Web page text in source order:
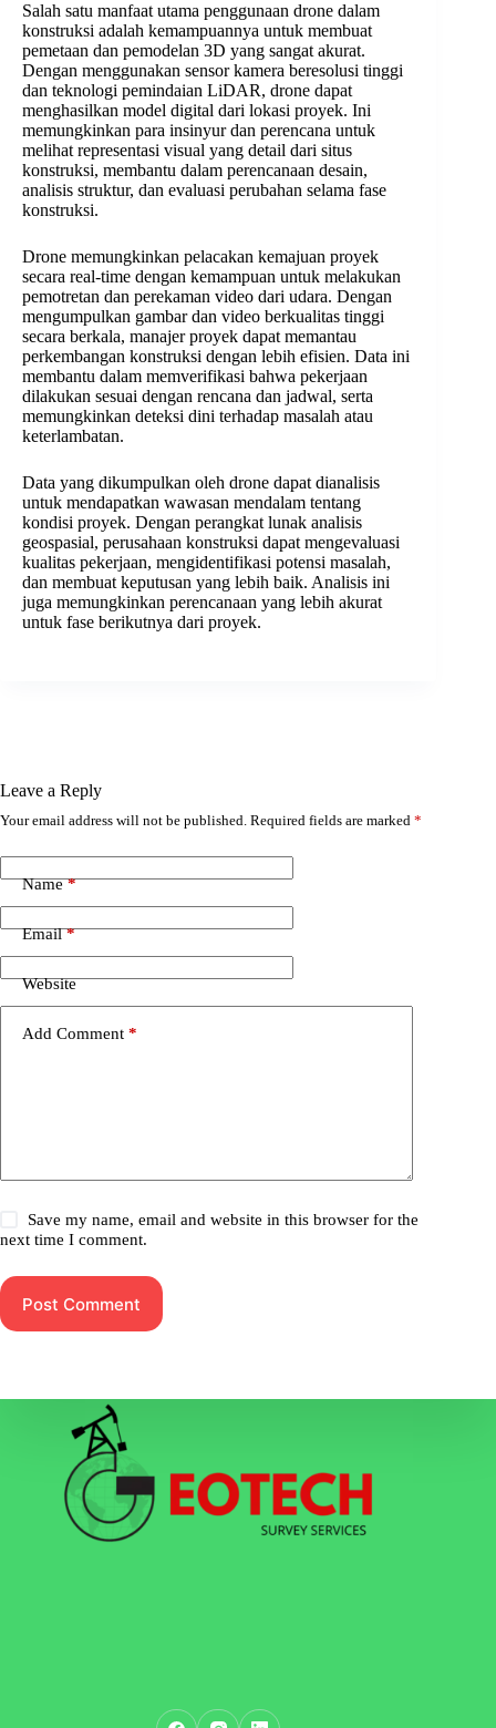
Salah satu manfaat utama penggunaan drone dalam
konstruksi adalah kemampuannya untuk membuat
pemetaan dan pemodelan 3D yang sangat akurat.
Dengan menggunakan sensor kamera beresolusi tinggi
dan teknologi pemindaian LiDAR, drone dapat
menghasilkan model digital dari lokasi proyek. Ini
memungkinkan para insinyur dan perencana untuk
melihat representasi visual yang detail dari situs
konstruksi, membantu dalam perencanaan desain,
analisis struktur, dan evaluasi perubahan selama fase
konstruksi.
Drone memungkinkan pelacakan kemajuan proyek
secara real-time dengan kemampuan untuk melakukan
pemotretan dan perekaman video dari udara. Dengan
mengumpulkan gambar dan video berkualitas tinggi
secara berkala, manajer proyek dapat memantau
perkembangan konstruksi dengan lebih efisien. Data ini
membantu dalam memverifikasi bahwa pekerjaan
dilakukan sesuai dengan rencana dan jadwal, serta
memungkinkan deteksi dini terhadap masalah atau
keterlambatan.
Data yang dikumpulkan oleh drone dapat dianalisis
untuk mendapatkan wawasan mendalam tentang
kondisi proyek. Dengan perangkat lunak analisis
geospasial, perusahaan konstruksi dapat mengevaluasi
kualitas pekerjaan, mengidentifikasi potensi masalah,
dan membuat keputusan yang lebih baik. Analisis ini
juga memungkinkan perencanaan yang lebih akurat
untuk fase berikutnya dari proyek.
Leave a Reply
Your email address will not be published. Required fields are marked *
Name*
Email*
Website
Add Comment *
Save my name, email and website in this browser for the
next time I comment.
Post Comment